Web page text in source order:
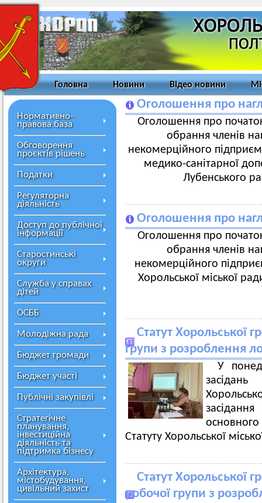
Головна Новини Відео новини
Нормативно-
правова база
Обговорення
проєктів рішень
Податки
Регуляторна
діяльність
Доступ до публічної
інформації
Старостинські
округи
Служба у справах
дітей
ОСББ
Молодіжна рада
Бюджет громади
Бюджет участі
Публічні закупівлі
Стратегічне
планування,
інвестиційна
діяльність та
підтримка бізнесу
Архітектура,
містобудування,
цивільний захист
Оголошення про
Оголошення про
обрання членів
некомерційного
медико-санітарної
Лубенського
Оголошення про
Оголошення про
обрання членів
некомерційного
Хорольської міської
Статут Хорольської
групи з розроблення
У
Статуту Хорольської
Статут Хорольської
робочої групи з